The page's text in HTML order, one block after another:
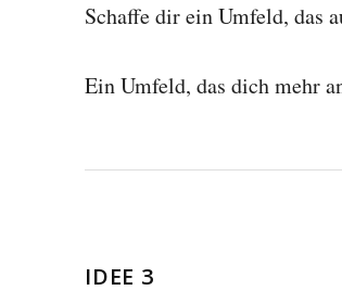
Schaffe dir ein Umfeld, das
​Ein Umfeld, das dich mehr
IDEE 3